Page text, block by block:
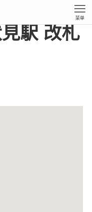
菜单
駅 改札